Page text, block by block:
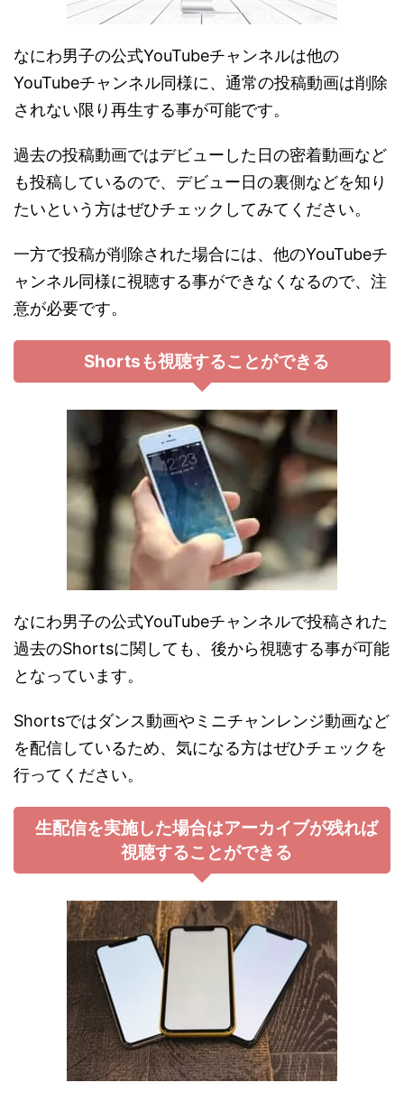
なにわ男子の公式YouTubeチャンネルは他の
YouTubeチャンネル同様に、通常の投稿動画は削除
されない限り再生する事が可能です。
過去の投稿動画ではデビューした日の密着動画など
も投稿しているので、デビュー日の裏側などを知り
たいという方はぜひチェックしてみてください。
一方で投稿が削除された場合には、他のYouTubeチ
ャンネル同様に視聴する事ができなくなるので、注
意が必要です。
Shortsも視聴することができる
なにわ男子の公式YouTubeチャンネルで投稿された
過去のShortsに関しても、後から視聴する事が可能
となっています。
Shortsではダンス動画やミニチャンレンジ動画など
を配信しているため、気になる方はぜひチェックを
行ってください。
生配信を実施した場合はアーカイブが残れば
視聴することができる